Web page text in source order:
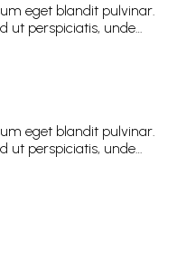
eget blandit pulvinar.
perspiciatis, unde…
eget blandit pulvinar.
ut perspiciatis, unde…